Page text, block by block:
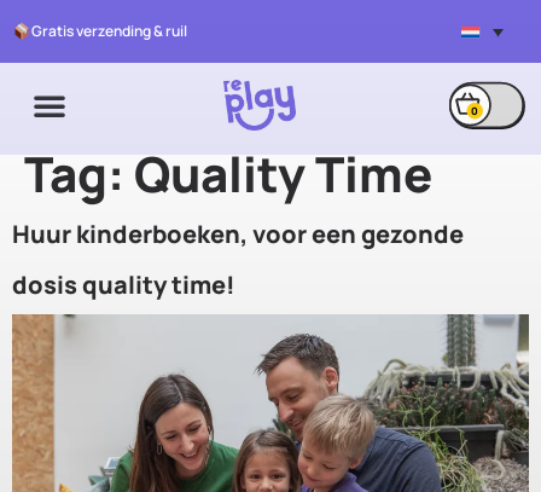
Gratis verzending & ruil
0
Tag:Quality Time
Huur kinderboeken, voor een gezonde
dosis quality time!